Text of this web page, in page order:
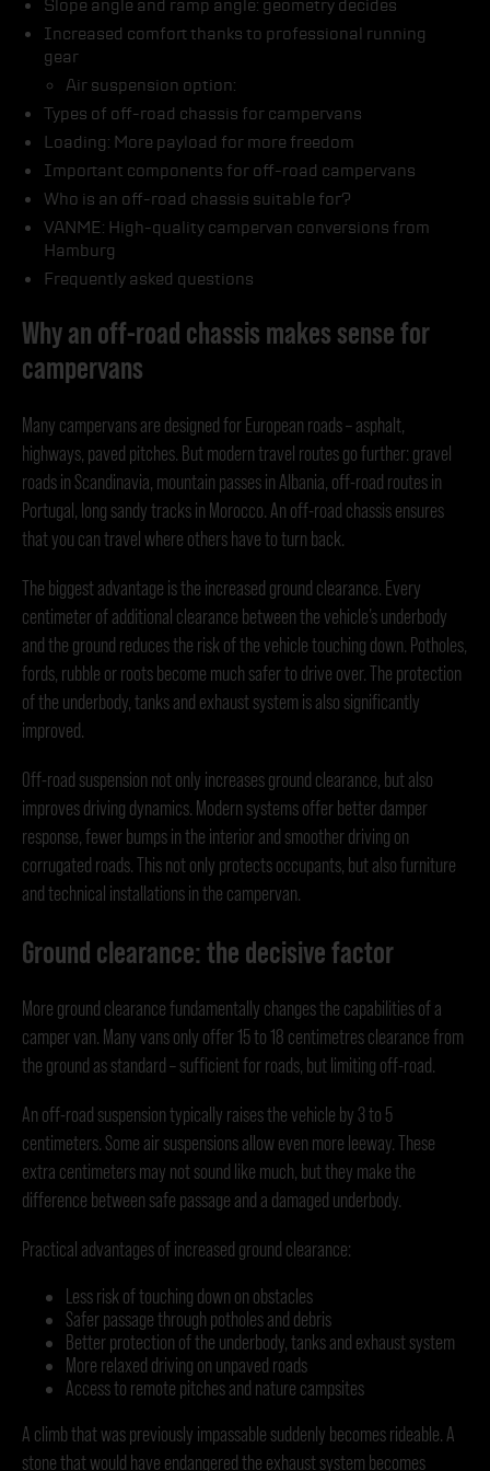
Slope angle and ramp angle: geometry decides
Increased comfort thanks to professional running
gear
Air suspension option:
Types of off-road chassis for campervans
Loading: More payload for more freedom
Important components for off-road campervans
Who is an off-road chassis suitable for?
VANME: High-quality campervan conversions from
Hamburg
Frequently asked questions
Why an off-road chassis makes sense for
campervans
Many campervans are designed for European roads – asphalt,
highways, paved pitches. But modern travel routes go further: gravel
roads in Scandinavia, mountain passes in Albania, off-road routes in
Portugal, long sandy tracks in Morocco. An off-road chassis ensures
that you can travel where others have to turn back.
The biggest advantage is the increased ground clearance. Every
centimeter of additional clearance between the vehicle’s underbody
and the ground reduces the risk of the vehicle touching down. Potholes,
fords, rubble or roots become much safer to drive over. The protection
of the underbody, tanks and exhaust system is also significantly
improved.
Off-road suspension not only increases ground clearance, but also
improves driving dynamics. Modern systems offer better damper
response, fewer bumps in the interior and smoother driving on
corrugated roads. This not only protects occupants, but also furniture
and technical installations in the campervan.
Ground clearance: the decisive factor
More ground clearance fundamentally changes the capabilities of a
camper van. Many vans only offer 15 to 18 centimetres clearance from
the ground as standard – sufficient for roads, but limiting off-road.
An off-road suspension typically raises the vehicle by 3 to 5
centimeters. Some air suspensions allow even more leeway. These
extra centimeters may not sound like much, but they make the
difference between safe passage and a damaged underbody.
Practical advantages of increased ground clearance:
Less risk of touching down on obstacles
Safer passage through potholes and debris
Better protection of the underbody, tanks and exhaust system
More relaxed driving on unpaved roads
Access to remote pitches and nature campsites
A climb that was previously impassable suddenly becomes rideable. A
stone that would have endangered the exhaust system becomes